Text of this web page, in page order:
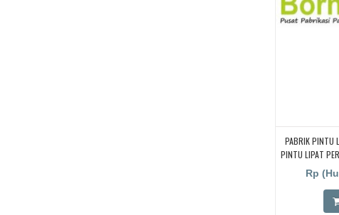
PABRIK PINTU
PINTU LIPAT
SUARA, CARI
PINTU LIPA
BEKASI,
TANGERANG,
Rp